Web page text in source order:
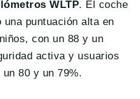
WLTP. El coche
puntuación alta en
con un 88 y un
activa y usuarios
80 y un 79%.